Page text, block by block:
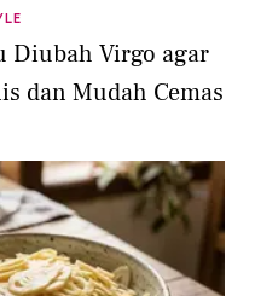
Diubah Virgo agar
dan Mudah Cemas